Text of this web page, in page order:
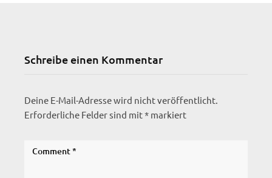
Schreibe einen Kommentar
Deine E-Mail-Adresse wird nicht veröffentlicht.
Erforderliche Felder sind mit* markiert